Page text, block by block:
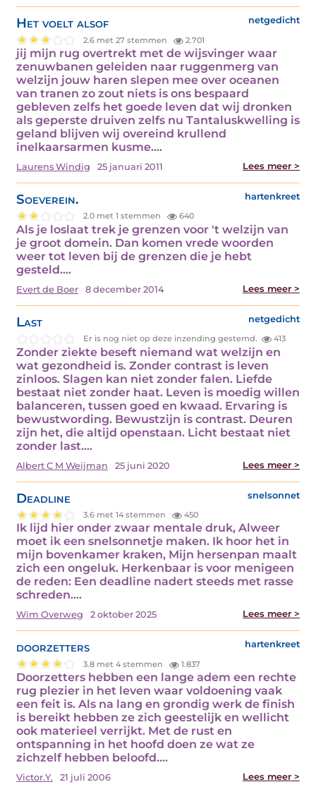
Het voelt alsof netgedicht
2.6 met 27 stemmen 2.701
jij mijn rug overtrekt met de wijsvinger waar
zenuwbanen geleiden naar ruggenmerg van
welzijn jouw haren slepen mee over oceanen
van tranen zo zout niets is ons bespaard
gebleven zelfs het goede leven dat wij dronken
als geperste druiven zelfs nu Tantaluskwelling is
geland blijven wij overeind krullend
inelkaarsarmen kusme.…
Laurens Windig 25 januari 2011 Lees meer >
Soeverein. hartenkreet
2.0 met 1 stemmen 640
Als je loslaat trek je grenzen voor 't welzijn van
je groot domein. Dan komen vrede woorden
weer tot leven bij de grenzen die je hebt
gesteld.…
Evert de Boer 8 december 2014 Lees meer >
Last netgedicht
Er is nog niet op deze inzending gestemd. 413
Zonder ziekte beseft niemand wat welzijn en
wat gezondheid is. Zonder contrast is leven
zinloos. Slagen kan niet zonder falen. Liefde
bestaat niet zonder haat. Leven is moedig willen
balanceren, tussen goed en kwaad. Ervaring is
bewustwording. Bewustzijn is contrast. Deuren
zijn het, die altijd openstaan. Licht bestaat niet
zonder last.…
Albert C M Weijman 25 juni 2020 Lees meer >
Deadline snelsonnet
3.6 met 14 stemmen 450
Ik lijd hier onder zwaar mentale druk, Alweer
moet ik een snelsonnetje maken. Ik hoor het in
mijn bovenkamer kraken, Mijn hersenpan maalt
zich een ongeluk. Herkenbaar is voor menigeen
de reden: Een deadline nadert steeds met rasse
schreden.…
Wim Overweg 2 oktober 2025 Lees meer >
doorzetters hartenkreet
3.8 met 4 stemmen 1.837
Doorzetters hebben een lange adem een rechte
rug plezier in het leven waar voldoening vaak
een feit is. Als na lang en grondig werk de finish
is bereikt hebben ze zich geestelijk en wellicht
ook materieel verrijkt. Met de rust en
ontspanning in het hoofd doen ze wat ze
zichzelf hebben beloofd.…
Victor.Y. 21 juli 2006 Lees meer >